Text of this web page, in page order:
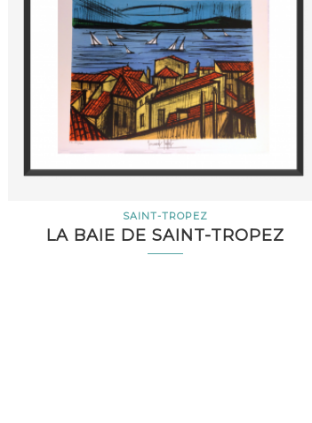
SAINT-TROPEZ
LA BAIE DE SAINT-TROPEZ